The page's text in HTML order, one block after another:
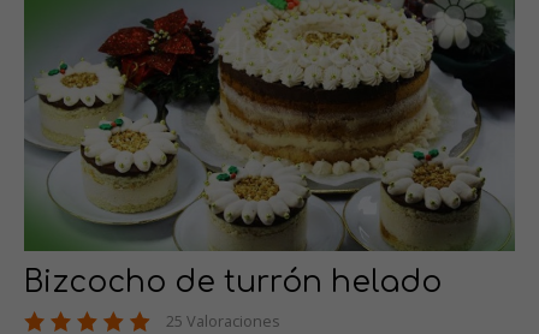
Bizcocho de turrón helado
25 Valoraciones